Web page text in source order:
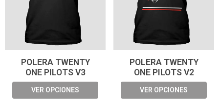
POLERA TWENTY
ONE PILOTS V3
VER OPCIONES
POLERA TWENTY
ONE PILOTS V2
VER OPCIONES